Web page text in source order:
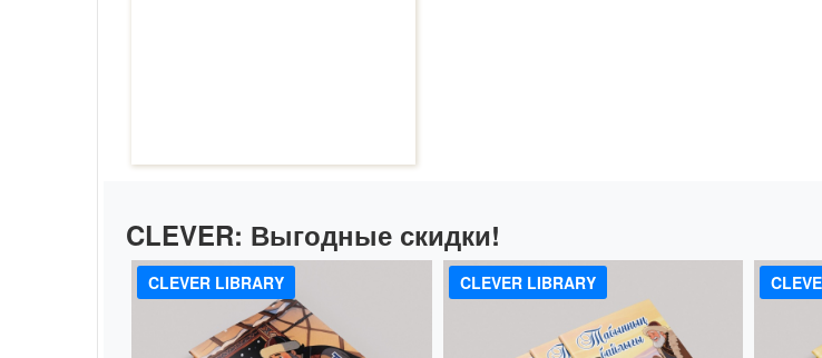
CLEVER: Выгодные скидки!
CLEVER LIBRARY CLEVER LIBRARY